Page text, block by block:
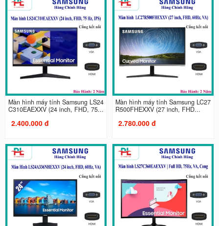
Màn hình máy tính Samsung LS24
C310EAEXXV (24 inch, FHD, 75...
2.400.000 đ
Màn hình máy tính Samsung LC27
R500FHEXXV (27 inch, FHD...
2.780.000 đ